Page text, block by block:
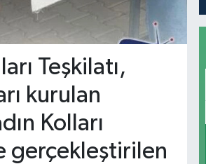
Teşkilatı,
kurulan
Kolları
gerçekleştirilen